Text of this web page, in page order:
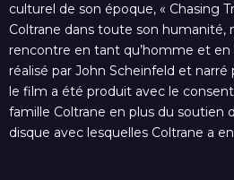
culturel de son époque, « Chasing
Coltrane dans toute son humanité,
rencontre en tant qu’homme et en
réalisé par John Scheinfeld et
le film a été produit avec le
famille Coltrane en plus du soutien
disque avec lesquelles Coltrane a